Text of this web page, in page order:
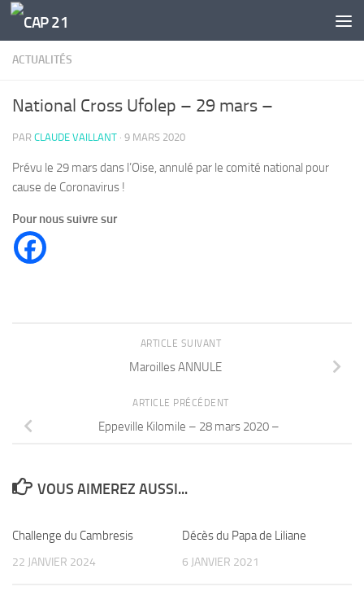
Skip to content
ACTUALITÉS
National Cross Ufolep – 29 mars –
PAR CLAUDE VAILLANT · 9 MARS 2020
Prévu le 29 mars dans l’Oise, annulé par le comité national pour
cause de Coronavirus !
Pour nous suivre sur
ARTICLE SUIVANT
Maroilles ANNULE
ARTICLE PRÉCÉDENT
Eppeville Kilomile – 28 mars 2020 –
VOUS AIMEREZ AUSSI...
Challenge du Cambresis
22 JANVIER 2024
Décès du Papa de Liliane
6 JANVIER 2021